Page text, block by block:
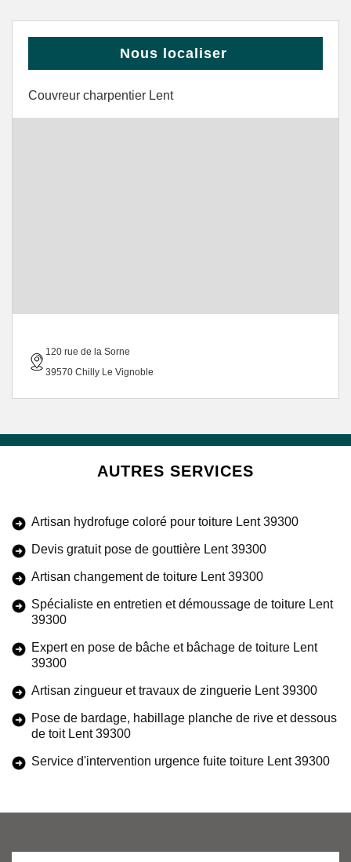
Nous localiser
Couvreur charpentier Lent
120 rue de la Sorne
39570 Chilly Le Vignoble
AUTRES SERVICES
Artisan hydrofuge coloré pour toiture Lent 39300
Devis gratuit pose de gouttière Lent 39300
Artisan changement de toiture Lent 39300
Spécialiste en entretien et démoussage de toiture Lent
39300
Expert en pose de bâche et bâchage de toiture Lent
39300
Artisan zingueur et travaux de zinguerie Lent 39300
Pose de bardage, habillage planche de rive et dessous
de toit Lent 39300
Service d'intervention urgence fuite toiture Lent 39300